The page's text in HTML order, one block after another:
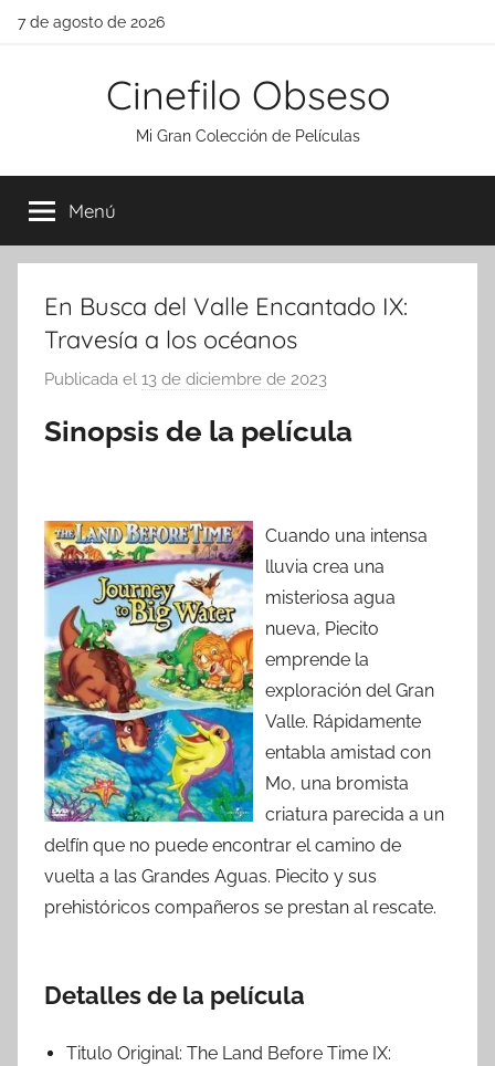
Saltar
7 de agosto de 2026
Cinefilo Obseso
Mi Gran Colección de Películas
Menú
En Busca del Valle Encantado IX:
Travesía a los océanos
Publicada el 13 de diciembre de 2023
r
Sinopsis de la película
Cuando una intensa
lluvia crea una
misteriosa agua
nueva, Piecito
emprende la
exploración del Gran
Valle. Rápidamente
entabla amistad con
Mo, una bromista
criatura parecida a un
delfín que no puede encontrar el camino de
vuelta a las Grandes Aguas. Piecito y sus
prehistóricos compañeros se prestan al rescate.
Detalles de la película
Titulo Original: The Land Before Time IX: